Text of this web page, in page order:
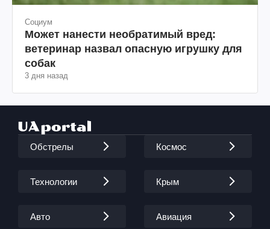
Социум
Может нанести необратимый вред:
ветеринар назвал опасную игрушку для
собак
3 дня назад
Обстрелы Космос
Технологии Крым
Авто Авиация